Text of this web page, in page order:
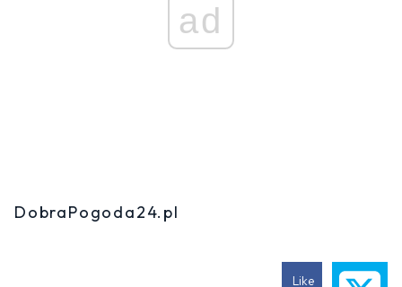
ad
DobraPogoda24.pl
Like